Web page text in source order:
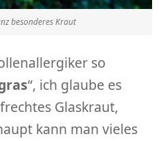
besonderes Kraut
so
“, ich glaube es
Glaskraut,
kann man vieles